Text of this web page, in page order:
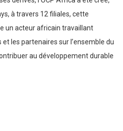
à travers 12 filiales, cette
un acteur africain travaillant
les partenaires sur l’ensemble du
au développement durable